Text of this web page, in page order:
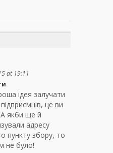
at 19:11
ідея залучати
це ви
якби ще й
адресу
пункту збору, то
не було!